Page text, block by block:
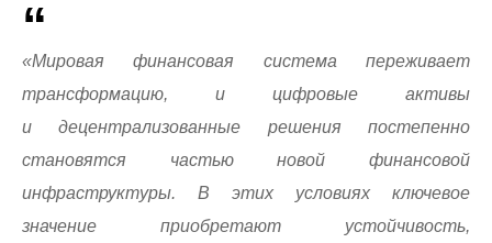
«Мировая финансовая система переживает
трансформацию, и цифровые активы
и децентрализованные решения постепенно
становятся частью новой финансовой
инфраструктуры. В этих условиях ключевое
значение приобретают устойчивость,